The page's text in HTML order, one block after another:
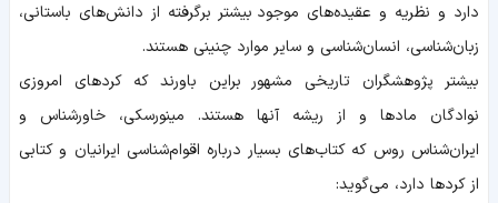
دارد و نظریه و عقیده‌های موجود بیشتر برگرفته از دانش‌های باستانی،
زبان‌شناسی، انسان‌شناسی و سایر موارد چنینی هستند.
بیشتر پژوهشگران تاریخی مشهور براین باورند که کردهای امروزی
نوادگان مادها و از ریشه آنها هستند. مینورسکی، خاورشناس و
ایران‌شناس روس که کتاب‌های بسیار درباره اقوام‌شناسی ایرانیان و کتابی
از کردها دارد، می‌گوید: